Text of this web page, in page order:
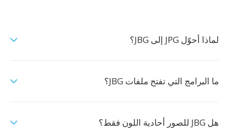
لماذا أحوّل JPG إلى JBG؟
ما البرامج التي تفتح ملفات JBG؟
هل JBG للصور أحادية اللون فقط؟